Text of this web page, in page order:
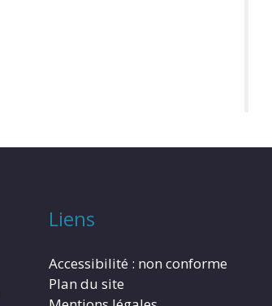
Liens
Accessibilité : non conforme
Plan du site